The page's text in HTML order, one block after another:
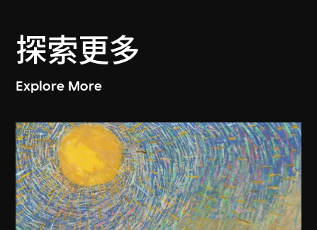
探索更多
Explore More